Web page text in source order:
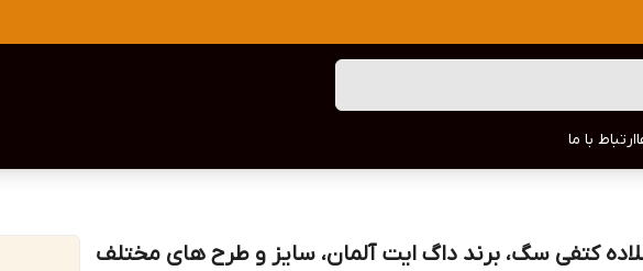
ارتباط با ما
کتفی سگ، برند داگ ایت آلمان، سایز و طرح های مختلف